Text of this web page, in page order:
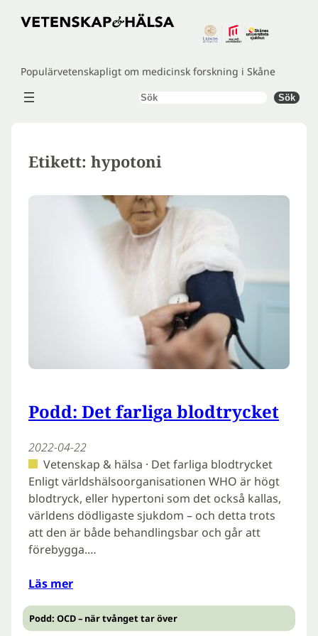
Hoppa
Populärvetenskapligt om medicinsk forskning i Skåne
Sök Sök
Etikett: hypotoni
Podd: Det farliga blodtrycket
2022-04-22
Vetenskap & hälsa · Det farliga blodtrycket
Enligt världshälsoorganisationen WHO är högt
blodtryck, eller hypertoni som det också kallas,
världens dödligaste sjukdom – och detta trots
att den är både behandlingsbar och går att
förebygga.…
Läs mer
Podd: OCD – när tvånget tar över